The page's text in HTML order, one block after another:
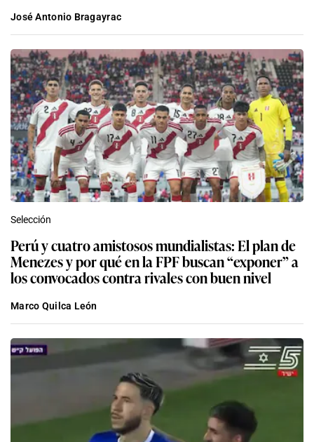
José Antonio Bragayrac
Selección
Perú y cuatro amistosos mundialistas: El plan de
Menezes y por qué en la FPF buscan “exponer” a
los convocados contra rivales con buen nivel
Marco Quilca León